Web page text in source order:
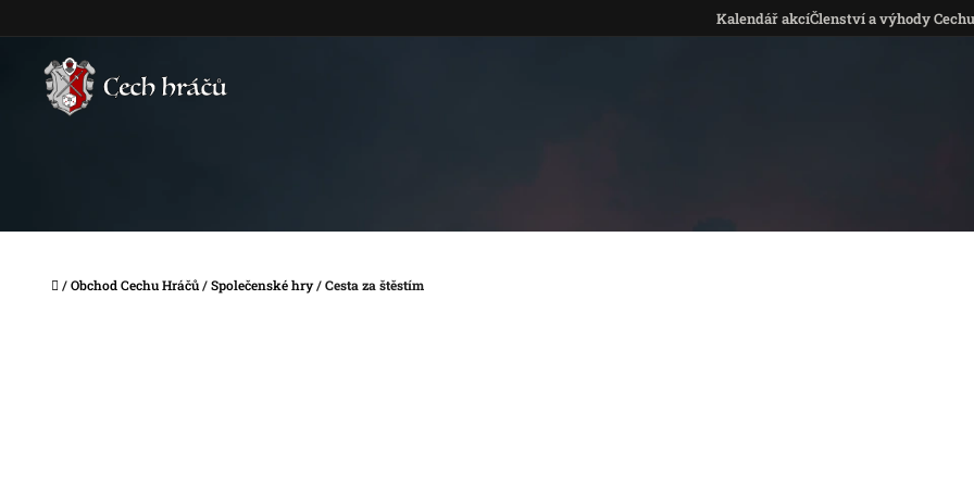
Kalendář akcíČlenství a výhody Cechu
Domů
/Obchod Cechu Hráčů/Společenské hry/Cesta za štěstím